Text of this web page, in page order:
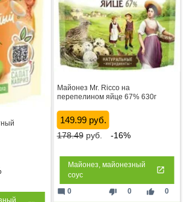
Майонез Mr. Ricco на
перепелином яйце 67% 630г
149.99 руб.
178.49руб. -16%
Майонез, майонезный
соус
thumb_down 0 thumb_up 0
mode_comment 0